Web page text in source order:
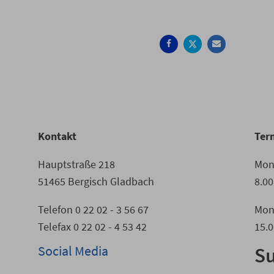
Facebook
teilen
Twitter
teilen
Kontakt
Hauptstraße 218
51465 Bergisch Gladbach
Telefon 0 22 02 - 3 56 67
Telefax 0 22 02 - 4 53 42
Social Media